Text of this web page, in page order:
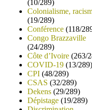
(10/289)
Colonialisme,
(19/289)
Conférence (118/
Congo Brazzaville
(24/289)
Côte d’Ivoire (263/
COVID-19 (13/289)
CPI (48/289)
CSAS (32/289)
Dekens (29/289)
Dépistage (19/289)